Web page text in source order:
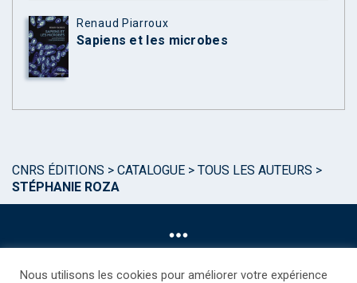
Renaud Piarroux
Sapiens et les microbes
CNRS ÉDITIONS > CATALOGUE > TOUS LES AUTEURS >
STÉPHANIE ROZA
Nous utilisons les cookies pour améliorer votre expérience